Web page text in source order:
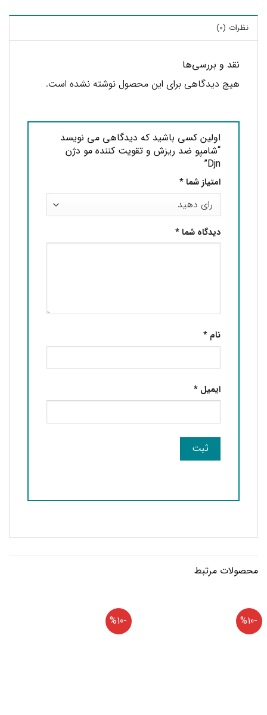
نظرات (0)
نقد و بررسی‌ها
هیچ دیدگاهی برای این محصول نوشته نشده است.
اولین کسی باشید که دیدگاهی می نویسد
“شامپو ضد ریزش و تقویت کننده مو دژن
Djn”
امتیاز شما*
دیدگاه شما*
نام *
ایمیل *
محصولات مرتبط
-%10
-%10